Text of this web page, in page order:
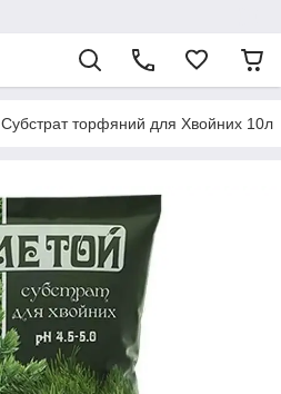
Субстрат торфяний для Хвойних 10л